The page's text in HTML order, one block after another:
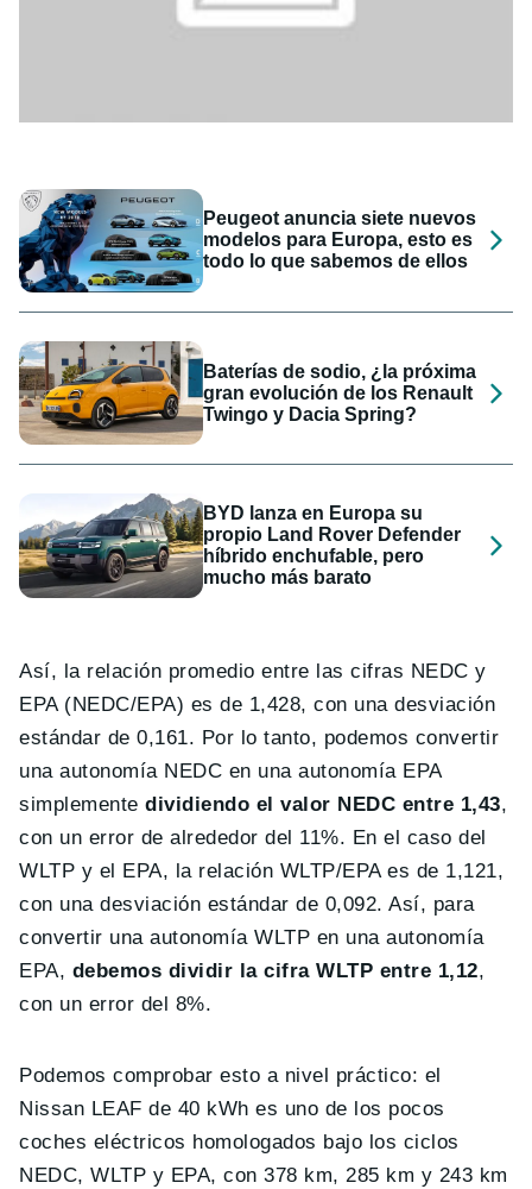
Peugeot anuncia siete nuevos
modelos para Europa, esto es
todo lo que sabemos de ellos
Baterías de sodio, ¿la próxima
gran evolución de los Renault
Twingo y Dacia Spring?
BYD lanza en Europa su
propio Land Rover Defender
híbrido enchufable, pero
mucho más barato
Así, la relación promedio entre las cifras NEDC y
EPA (NEDC/EPA) es de 1,428, con una desviación
estándar de 0,161. Por lo tanto, podemos convertir
una autonomía NEDC en una autonomía EPA
simplementedividiendo el valor NEDC entre 1,43,
con un error de alrededor del 11%. En el caso del
WLTP y el EPA, la relación WLTP/EPA es de 1,121,
con una desviación estándar de 0,092. Así, para
convertir una autonomía WLTP en una autonomía
EPA, debemos dividir la cifra WLTP entre 1,12,
con un error del 8%.
Podemos comprobar esto a nivel práctico: el
Nissan LEAF de 40 kWh es uno de los pocos
coches eléctricos homologados bajo los ciclos
NEDC, WLTP y EPA, con 378 km, 285 km y 243 km